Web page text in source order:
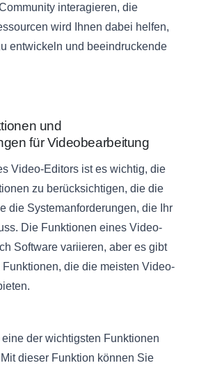
interagieren, die
wird Ihnen dabei helfen,
entwickeln und beeindruckende
und
für Videobearbeitung
Video-Editors ist es wichtig, die
zu berücksichtigen, die die
die Systemanforderungen, die Ihr
Die Funktionen eines Video-
Software variieren, aber es gibt
die die meisten Video-
eine der wichtigsten Funktionen
dieser Funktion können Sie